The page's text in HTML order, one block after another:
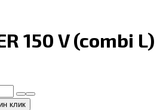
150 V (combi L)
клик